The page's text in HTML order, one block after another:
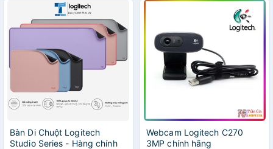
Bàn Di Chuột Logitech
Studio Series - Hàng chính
Webcam Logitech C270
3MP chính hãng